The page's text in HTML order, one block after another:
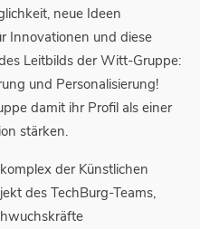
neue Ideen
Innovationen und diese
Leitbilds der Witt-Gruppe:
und Personalisierung!
damit ihr Profil als einer
stärken.
der Künstlichen
des TechBurg-Teams,